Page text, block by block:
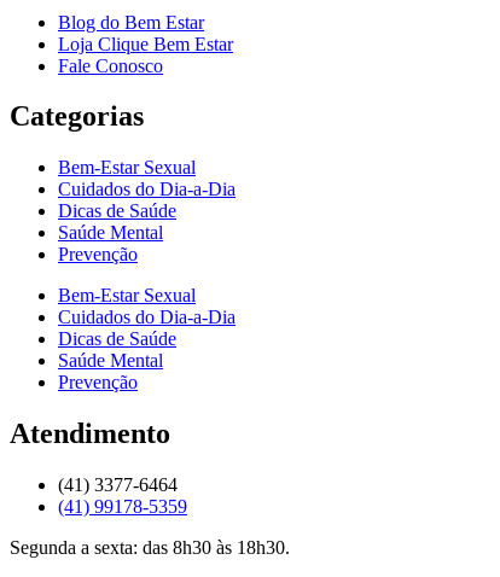
Blog do Bem Estar
Loja Clique Bem Estar
Fale Conosco
Categorias
Bem-Estar Sexual
Cuidados do Dia-a-Dia
Dicas de Saúde
Saúde Mental
Prevenção
Bem-Estar Sexual
Cuidados do Dia-a-Dia
Dicas de Saúde
Saúde Mental
Prevenção
Atendimento
(41) 3377-6464
(41) 99178-5359
Segunda a sexta: das 8h30 às 18h30.